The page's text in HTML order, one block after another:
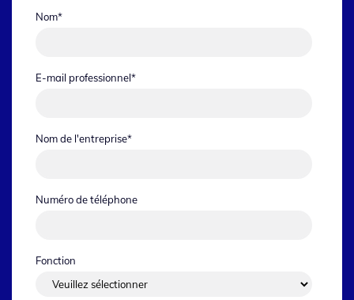
Nom*
E-mail professionnel*
Nom de l'entreprise*
Numéro de téléphone
Fonction